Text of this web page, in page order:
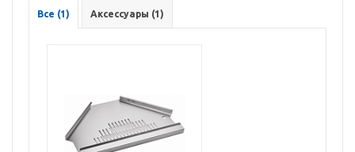
Все (1) Аксессуары (1)